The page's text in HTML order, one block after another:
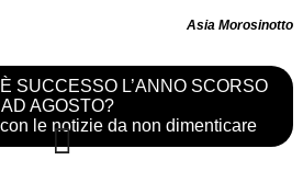
Asia Morosinotto
SUCCESSO L’ANNO SCORSO
AD AGOSTO?
le notizie da non dimenticare